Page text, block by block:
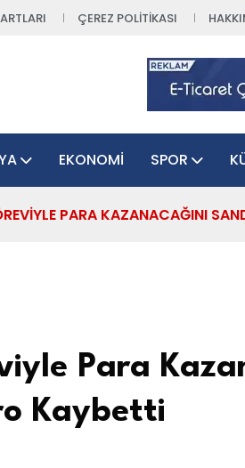
ÇEREZ POLITIKASI
EKONOMI SPOR
PARA KAZANACAĞINI
Para
Kaybetti